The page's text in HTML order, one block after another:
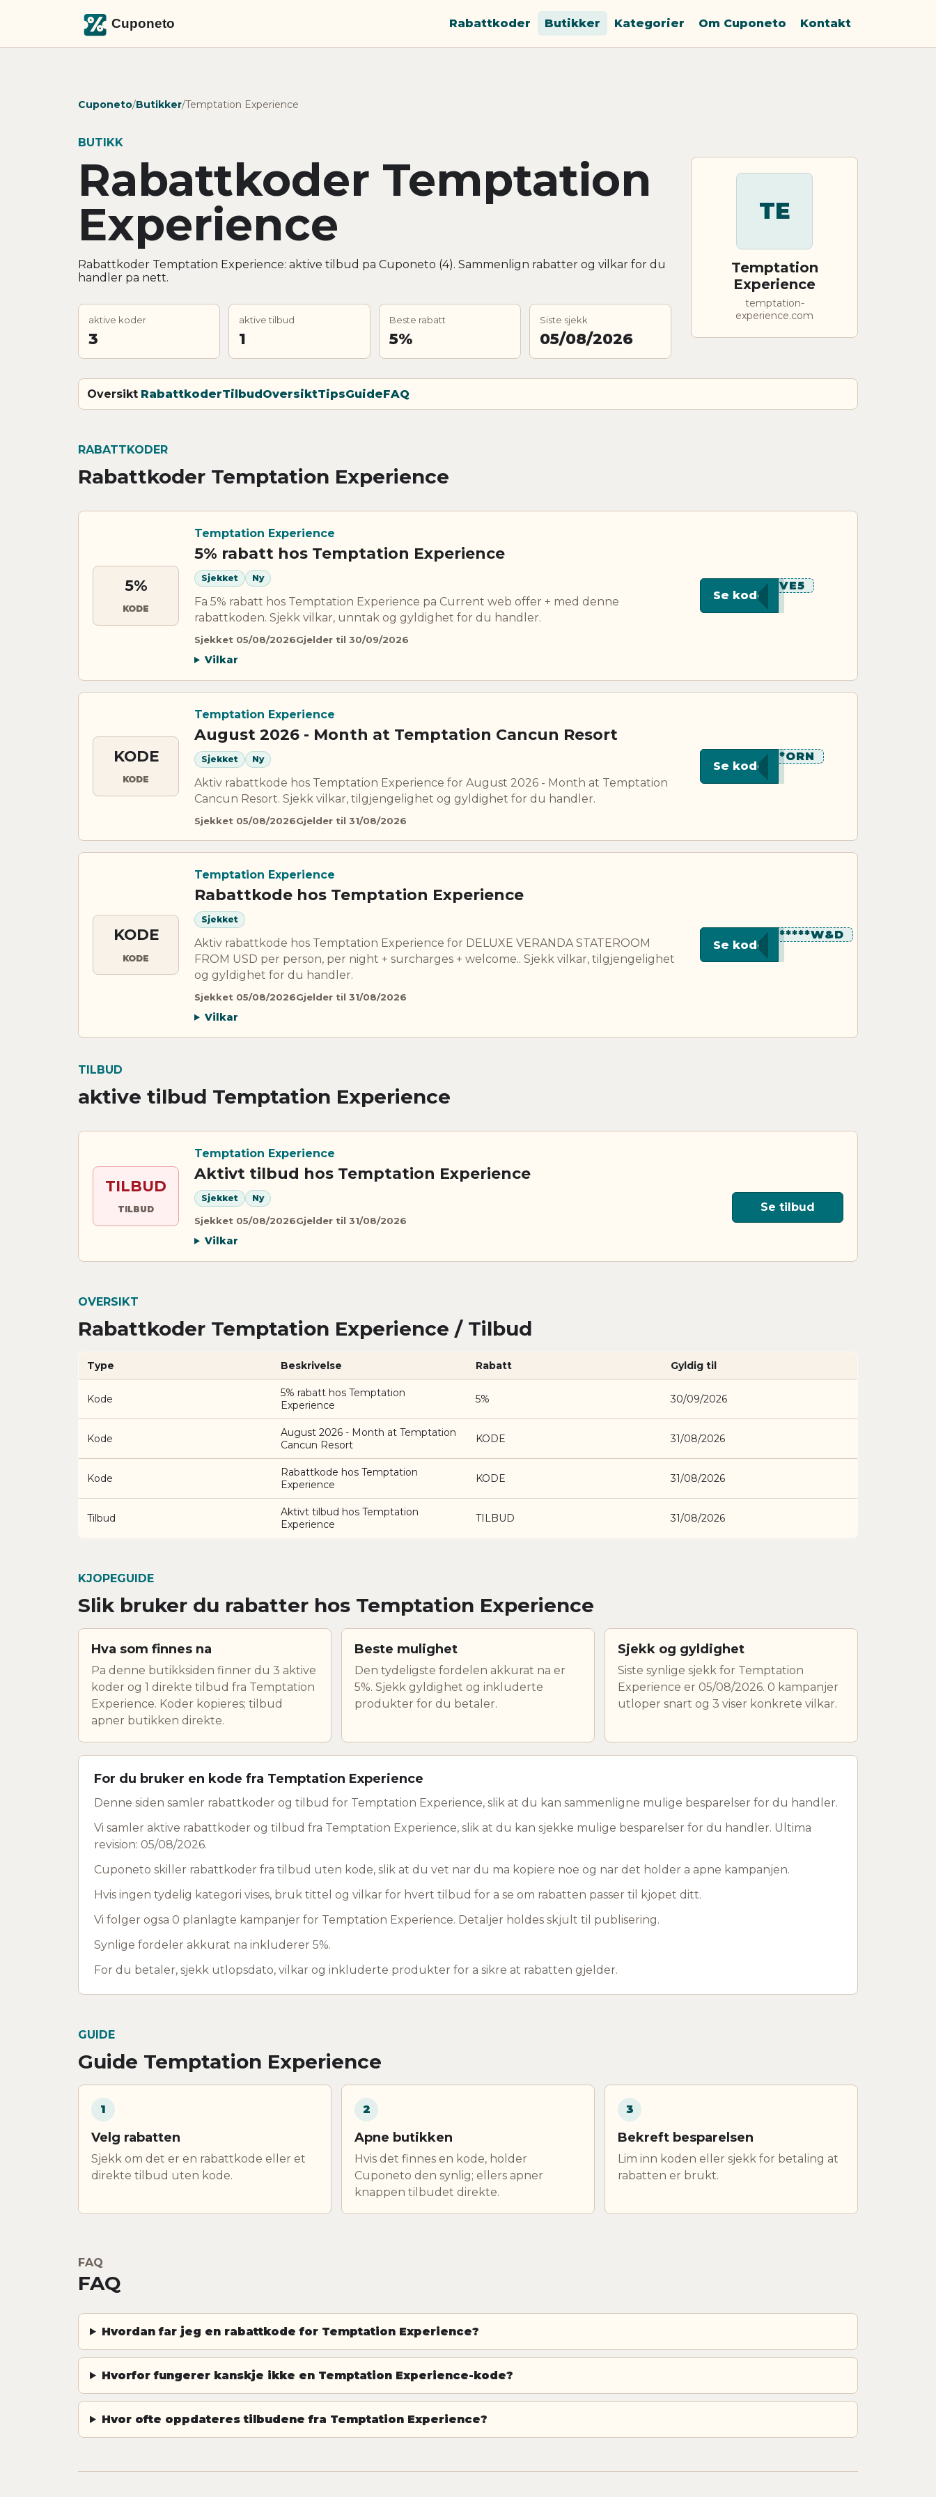
Rabattkoder Butikker Kategorier Om Cuponeto Kontakt
Cuponeto/Butikker/Temptation Experience
BUTIKK
Rabattkoder Temptation
Experience
Rabattkoder Temptation Experience: aktive tilbud pa Cuponeto (4). Sammenlign rabatter og vilkar for du
handler pa nett.
aktive koder
3
aktive tilbud
1
Beste rabatt
5%
Siste sjekk
05/08/2026
TE
Temptation
Experience
temptation-
experience.com
Oversikt RabattkoderTilbudOversiktTipsGuideFAQ
RABATTKODER
Rabattkoder Temptation Experience
5%
KODE
Temptation Experience
5% rabatt hos Temptation Experience
Sjekket Ny
Fa 5% rabatt hos Temptation Experience pa Current web offer + med denne
rabattkoden. Sjekk vilkar, unntak og gyldighet for du handler.
Sjekket 05/08/2026Gjelder til 30/09/2026
Vilkar
***VE5
Se kode
KODE
KODE
Temptation Experience
August 2026 - Month at Temptation Cancun Resort
Sjekket Ny
Aktiv rabattkode hos Temptation Experience for August 2026 - Month at Temptation
Cancun Resort. Sjekk vilkar, tilgjengelighet og gyldighet for du handler.
Sjekket 05/08/2026Gjelder til 31/08/2026
****ORN
Se kode
KODE
KODE
Temptation Experience
Rabattkode hos Temptation Experience
Sjekket
Aktiv rabattkode hos Temptation Experience for DELUXE VERANDA STATEROOM
FROM USD per person, per night + surcharges + welcome.. Sjekk vilkar, tilgjengelighet
og gyldighet for du handler.
Sjekket 05/08/2026Gjelder til 31/08/2026
Vilkar
********W&D
Se kode
TILBUD
aktive tilbud Temptation Experience
TILBUD
TILBUD
Temptation Experience
Aktivt tilbud hos Temptation Experience
Sjekket Ny
Sjekket 05/08/2026Gjelder til 31/08/2026
Vilkar
Se tilbud
OVERSIKT
Rabattkoder Temptation Experience / Tilbud
Type Beskrivelse Rabatt Gyldig til
Kode
5% rabatt hos Temptation
Experience
5% 30/09/2026
Kode
August 2026 - Month at Temptation
Cancun Resort
KODE 31/08/2026
Kode
Rabattkode hos Temptation
Experience
KODE 31/08/2026
Tilbud
Aktivt tilbud hos Temptation
Experience
TILBUD 31/08/2026
KJOPEGUIDE
Slik bruker du rabatter hos Temptation Experience
Hva som finnes na
Pa denne butikksiden finner du 3 aktive
koder og 1 direkte tilbud fra Temptation
Experience. Koder kopieres; tilbud
apner butikken direkte.
Beste mulighet
Den tydeligste fordelen akkurat na er
5%. Sjekk gyldighet og inkluderte
produkter for du betaler.
Sjekk og gyldighet
Siste synlige sjekk for Temptation
Experience er 05/08/2026. 0 kampanjer
utloper snart og 3 viser konkrete vilkar.
For du bruker en kode fra Temptation Experience
Denne siden samler rabattkoder og tilbud for Temptation Experience, slik at du kan sammenligne mulige besparelser for du handler.
Vi samler aktive rabattkoder og tilbud fra Temptation Experience, slik at du kan sjekke mulige besparelser for du handler. Ultima
revision: 05/08/2026.
Cuponeto skiller rabattkoder fra tilbud uten kode, slik at du vet nar du ma kopiere noe og nar det holder a apne kampanjen.
Hvis ingen tydelig kategori vises, bruk tittel og vilkar for hvert tilbud for a se om rabatten passer til kjopet ditt.
Vi folger ogsa 0 planlagte kampanjer for Temptation Experience. Detaljer holdes skjult til publisering.
Synlige fordeler akkurat na inkluderer 5%.
For du betaler, sjekk utlopsdato, vilkar og inkluderte produkter for a sikre at rabatten gjelder.
GUIDE
Guide Temptation Experience
1
Velg rabatten
Sjekk om det er en rabattkode eller et
direkte tilbud uten kode.
2
Apne butikken
Hvis det finnes en kode, holder
Cuponeto den synlig; ellers apner
knappen tilbudet direkte.
3
Bekreft besparelsen
Lim inn koden eller sjekk for betaling at
rabatten er brukt.
FAQ
FAQ
Hvordan far jeg en rabattkode for Temptation Experience?
Hvorfor fungerer kanskje ikke en Temptation Experience-kode?
Hvor ofte oppdateres tilbudene fra Temptation Experience?